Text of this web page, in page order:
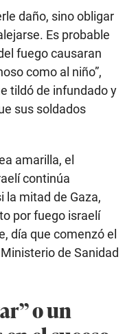
daño, sino obligar
Es probable
fuego causaran
como al niño”,
tildó de infundado y
sus soldados
amarilla, el
continúa
la mitad de Gaza,
por fuego israelí
día que comenzó el
de Sanidad
o un